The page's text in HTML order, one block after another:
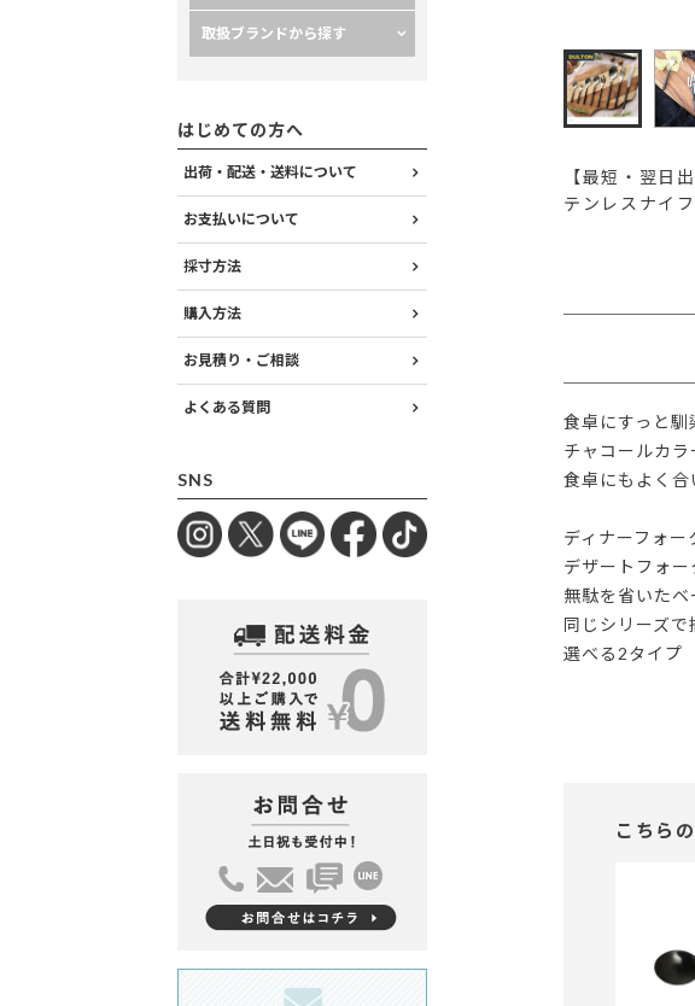
取扱ブランドから探す
はじめての方へ
出荷・配送・送料について
お支払いについて
採寸方法
購入方法
お見積り・ご相談
よくある質問
SNS
【最短・翌日
テンレスナイ
食卓にすっと馴
チャコールカ
食卓にもよく合
ディナーフォー
デザートフォー
無駄を省いたベ
同じシリーズで
選べる2タイプ
こちら